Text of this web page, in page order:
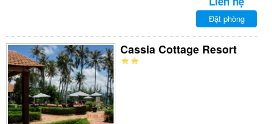
Đặt phòng
Cassia Cottage Resort